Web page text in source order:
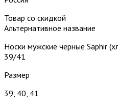
Товар со скидкой
Альтернативное название
Носки мужские черные Saphir
39/41
Размер
39, 40, 41